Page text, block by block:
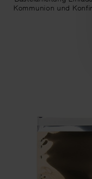
Kommunion und